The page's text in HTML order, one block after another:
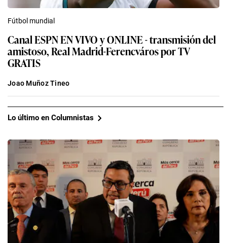
Fútbol mundial
Canal ESPN EN VIVO y ONLINE - transmisión del
amistoso, Real Madrid-Ferencváros por TV
GRATIS
Joao Muñoz Tineo
Lo último en Columnistas